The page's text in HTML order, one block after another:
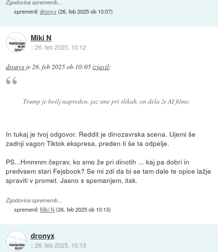
Zgodovina sprememb…
spremenil:dronyx (26. feb 2025 ob 10:07)
Miki N
::26. feb 2025, 10:12
dronyx je 26. feb 2025 ob 10:05izjavil:
Trump je boilj napreden. jaz sme pri slikah, on dela že AI filme.
In tukaj je tvoj odgovor. Reddit je dinozavrska scena. Ujemi še
zadnji vagon Tiktok ekspresa, preden ti še ta odpelje.
PS...Hmmmm čeprav, ko smo že pri dinotih ... kaj pa dobri in
predvsem stari Fejsbook? Se mi zdi da bi se tam dale te opice lažje
spraviti v promet. Jasno s spemanjem, itak.
Zgodovina sprememb…
spremenil:Miki N(26. feb 2025 ob 10:13)
dronyx
::26. feb 2025, 10:13